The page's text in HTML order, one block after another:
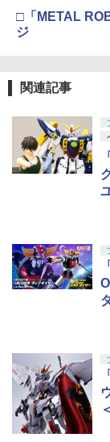
□「METAL
ジ
関連記事